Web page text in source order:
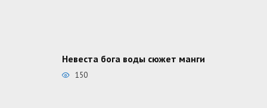
Невеста бога воды сюжет манги
150